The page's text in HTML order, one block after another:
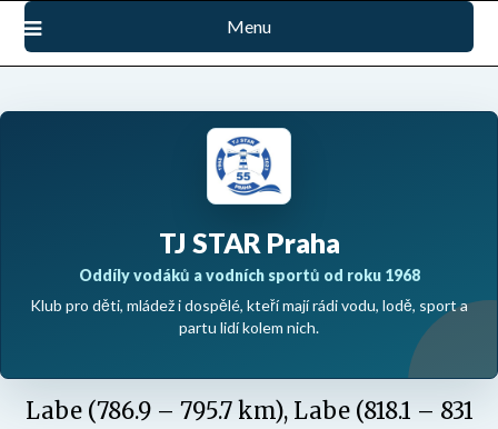
Přejdi
obsah
Menu
TJ STAR Praha
Oddíly vodáků a vodních sportů od roku 1968
Klub pro děti, mládež i dospělé, kteří mají rádi vodu, lodě, sport a
partu lidí kolem nich.
Labe (786.9 – 795.7 km), Labe (818.1 – 831